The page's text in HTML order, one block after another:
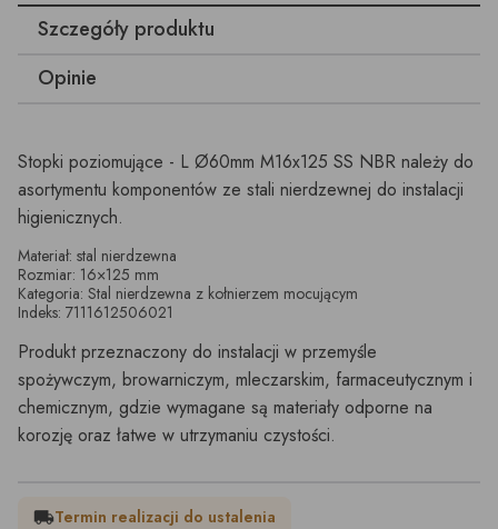
Szczegóły produktu
Opinie
Stopki poziomujące - L Ø60mm M16x125 SS NBR należy do
asortymentu komponentów ze stali nierdzewnej do instalacji
higienicznych.
Materiał: stal nierdzewna
Rozmiar: 16×125 mm
Kategoria: Stal nierdzewna z kołnierzem mocującym
Indeks: 7111612506021
Produkt przeznaczony do instalacji w przemyśle
spożywczym, browarniczym, mleczarskim, farmaceutycznym i
chemicznym, gdzie wymagane są materiały odporne na
korozję oraz łatwe w utrzymaniu czystości.
local_shippingTermin realizacji do ustalenia